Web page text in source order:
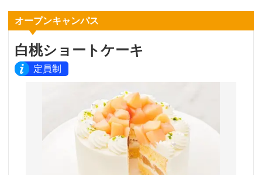
オープンキャンパス
白桃ショートケーキ
定員制